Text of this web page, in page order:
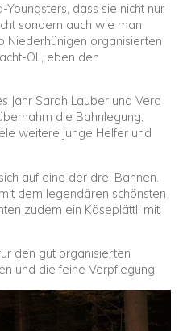
dass sie nicht nur
sondern auch wie man
Niederhünigen organisierten
OL, eben den
Jahr Sarah Lauber und Vera
die Bahnlegung.
weitere junge Helfer und
auf eine der drei Bahnen.
dem legendären schönsten
zudem ein Käseplättli mit
den gut organisierten
und die feine Verpflegung.